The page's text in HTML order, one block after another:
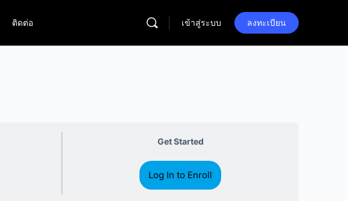
ติดต่อ เข้าสู่ระบบ ลงทะเบียน
Get Started
Log In to Enroll